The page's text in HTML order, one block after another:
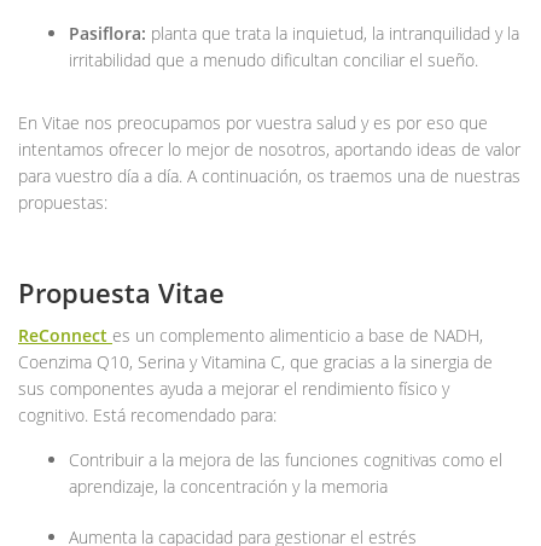
Pasiflora: planta que trata la inquietud, la intranquilidad y la
irritabilidad que a menudo dificultan conciliar el sueño.
En Vitae nos preocupamos por vuestra salud y es por eso que
intentamos ofrecer lo mejor de nosotros, aportando ideas de valor
para vuestro día a día. A continuación, os traemos una de nuestras
propuestas:
Propuesta Vitae
ReConnect es un complemento alimenticio a base de NADH,
Coenzima Q10, Serina y Vitamina C, que gracias a la sinergia de
sus componentes ayuda a mejorar el rendimiento físico y
cognitivo. Está recomendado para:
Contribuir a la mejora de las funciones cognitivas como el
aprendizaje, la concentración y la memoria
Aumenta la capacidad para gestionar el estrés